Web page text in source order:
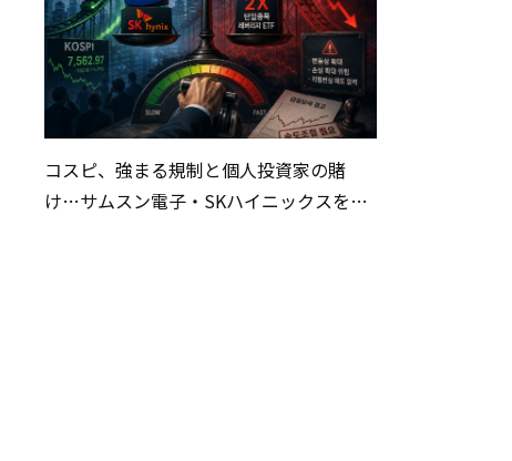
コスピ、強まる規制と個人投資家の賭
け…サムスン電子・SKハイニックスを巡